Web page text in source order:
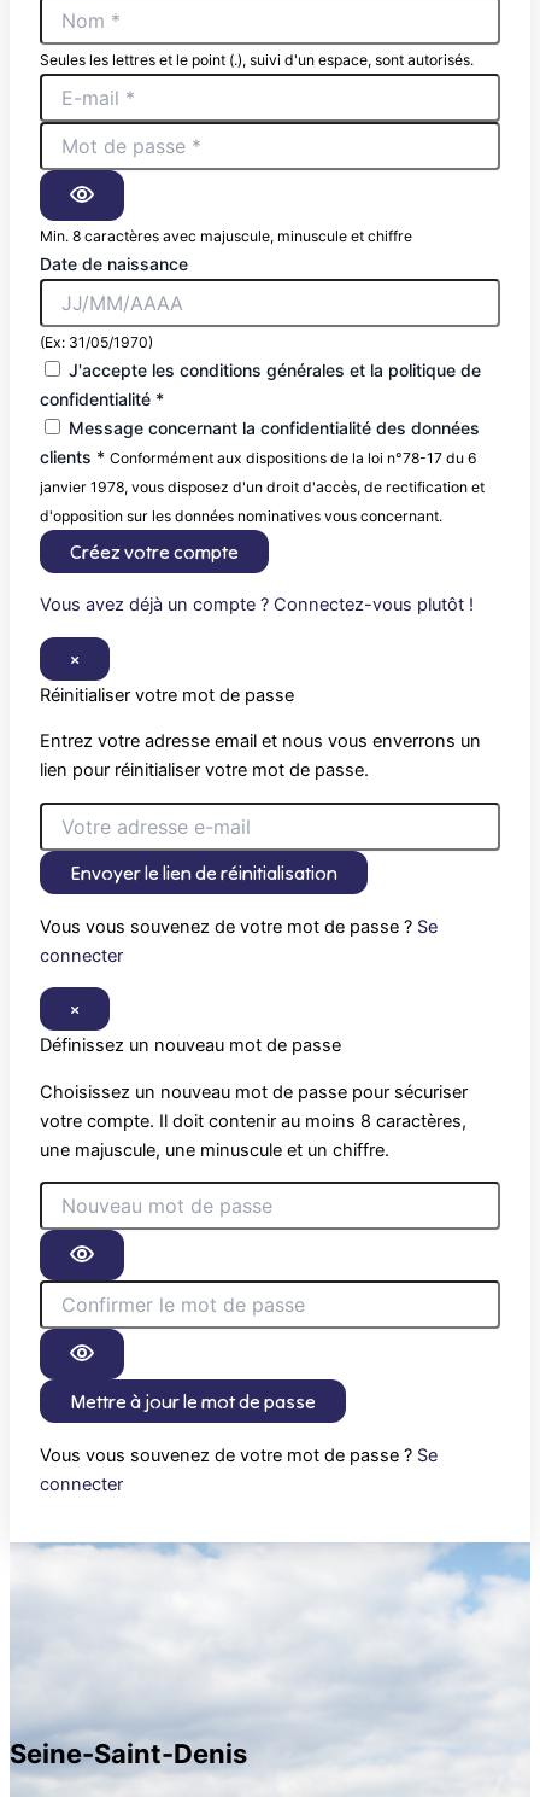
Seules les lettres et le point (.), suivi d'un espace, sont autorisés.
Min. 8 caractères avec majuscule, minuscule et chiffre
Date de naissance
(Ex: 31/05/1970)
J'accepte les conditions générales et la politique de
confidentialité *
Message concernant la confidentialité des données
clients * Conformément aux dispositions de la loi n°78-17 du 6
janvier 1978, vous disposez d'un droit d'accès, de rectification et
d'opposition sur les données nominatives vous concernant.
Créez votre compte
Vous avez déjà un compte ? Connectez-vous plutôt !
×
Réinitialiser votre mot de passe
Entrez votre adresse email et nous vous enverrons un
lien pour réinitialiser votre mot de passe.
Envoyer le lien de réinitialisation
Vous vous souvenez de votre mot de passe ? Se
connecter
×
Définissez un nouveau mot de passe
Choisissez un nouveau mot de passe pour sécuriser
votre compte. Il doit contenir au moins 8 caractères,
une majuscule, une minuscule et un chiffre.
Mettre à jour le mot de passe
Vous vous souvenez de votre mot de passe ? Se
connecter
Seine-Saint-Denis